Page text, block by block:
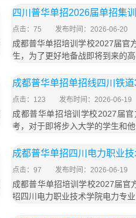
四川普华单招2026届单招集
点击：75 发布时间：2026-06-20
成都普华单招培训学校2027届官
生，为了更好地备战即将到来的
成都普华单招单招线四川铁
点击：123 发布时间：2026-06-19
成都普华单招培训学校2027届
考，对于即将步入大学的学生和
成都普华单招四川电力职业
点击：97 发布时间：2026-06-19
成都普华单招培训学校2027届官
招四川电力职业技术学院电力专